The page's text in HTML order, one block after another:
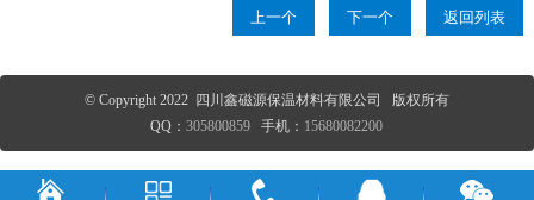
上一个 下一个 返回列表
© Copyright 2022 四川鑫磁源保温材料有限公司 版权所有
QQ：305800859 手机： 15680082200